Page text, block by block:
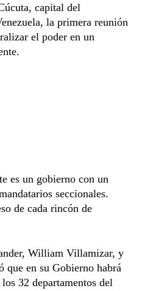
capital del
la primera reunión
el poder en un
es un gobierno con un
seccionales.
de cada rincón de
William Villamizar, y
que en su Gobierno habrá
32 departamentos del